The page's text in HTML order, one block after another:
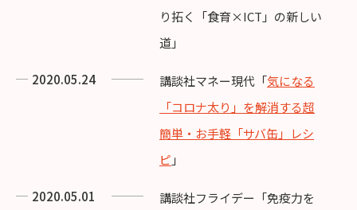
り拓く「食育×ICT」の新しい
道」
2020.05.24 講談社マネー現代「気になる
「コロナ太り」を解消する超
簡単・お手軽「サバ缶」レシ
ピ 」
2020.05.01
講談社フライデー「免疫力を